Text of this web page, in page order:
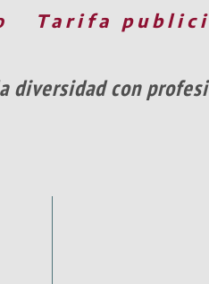
Tarifa
diversidad con